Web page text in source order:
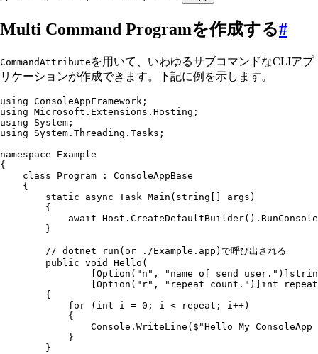
Multi Command Programを作成する#
CommandAttribute を用いて、いわゆるサブコマンドなCLIアプ
リケーションが作成できます。下記に例を示します。
using ConsoleAppFramework ;
using Microsoft . Extensions . Hosting ;
using System ;
using System . Threading . Tasks ;
namespace Example
{
    class
Program :
ConsoleAppBase
    {
        static
async Task Main ( string [] args)
        {
            await
Host . CreateDefaultBuilder() .
        }
        // dotnet run(or ./Example.app)で呼び出される
        public
void Hello (
Option ( " n " , " name of send user. " )]
Option ( " r" , " repeat count. " )] int
        {
            for
( int i = 0 ; i < repeat; i ++)
            {
                Console
. WriteLine ( $"Hello My
            }
        }